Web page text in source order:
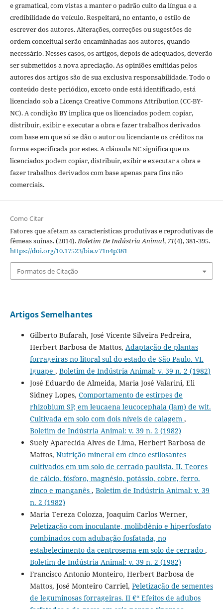
e gramatical, com vistas a manter o padrão culto da língua e a
credibilidade do veículo. Respeitará, no entanto, o estilo de
escrever dos autores. Alterações, correções ou sugestões de
ordem conceitual serão encaminhadas aos autores, quando
necessário. Nesses casos, os artigos, depois de adequados, deverão
ser submetidos a nova apreciação. As opiniões emitidas pelos
autores dos artigos são de sua exclusiva responsabilidade. Todo o
conteúdo deste periódico, exceto onde está identificado, está
licenciado sob a Licença Creative Commons Attribution (CC-BY-
NC). A condição BY implica que os licenciados podem copiar,
distribuir, exibir e executar a obra e fazer trabalhos derivados
com base em que só se dão o autor ou licenciante os créditos na
forma especificada por estes. A cláusula NC significa que os
licenciados podem copiar, distribuir, exibir e executar a obra e
fazer trabalhos derivados com base apenas para fins não
comerciais.
Como Citar
Fatores que afetam as características produtivas e reprodutivas de
fêmeas suínas. (2014).Boletim De Indústria Animal, 71(4), 381-395.
https://doi.org/10.17523/bia.v71n4p381
Formatos de Citação
Artigos Semelhantes
Gilberto Bufarah, José Vicente Silveira Pedreira,
Herbert Barbosa de Mattos, Adaptação de plantas
forrageiras no litoral sul do estado de São Paulo. VI.
Iguape , Boletim de Indústria Animal: v. 39 n. 2 (1982)
José Eduardo de Almeida, Maria José Valarini, Eli
Sidney Lopes, Comportamento de estirpes de
rhizobium SP, em leucaena leucocephala (lam) de wit.
Cultivada em solo com dois níveis de calagem ,
Boletim de Indústria Animal: v. 39 n. 2 (1982)
Suely Aparecida Alves de Lima, Herbert Barbosa de
Mattos, Nutrição mineral em cinco estilosantes
cultivados em um solo de cerrado paulista. II. Teores
de cálcio, fósforo, magnésio, potássio, cobre, ferro,
zinco e manganês , Boletim de Indústria Animal: v. 39
n. 2 (1982)
Maria Tereza Colozza, Joaquim Carlos Werner,
Peletização com inoculante, molibdênio e hiperfosfato
combinados com adubação fosfatada, no
estabelecimento da centrosema em solo de cerrado ,
Boletim de Indústria Animal: v. 39 n. 2 (1982)
Francisco Antonio Monteiro, Herbert Barbosa de
Mattos, José Monteiro Carriel, Peletização de sementes
de leguminosas forrageiras. II €“ Efeitos de adubos